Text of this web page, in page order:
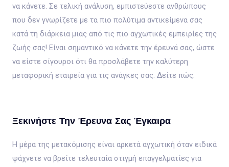
να κάνετε. Σε τελική ανάλυση, εμπιστεύεστε ανθρώπους
που δεν γνωρίζετε με τα πιο πολύτιμα αντικείμενα σας
κατά τη διάρκεια μιας από τις πιο αγχωτικές εμπειρίες της
ζωής σας! Είναι σημαντικό να κάνετε την έρευνά σας, ώστε
να είστε σίγουροι ότι θα προσλάβετε την καλύτερη
μεταφορική εταιρεία για τις ανάγκες σας. Δείτε πώς.
Ξεκινήστε Την Έρευνα Σας Έγκαιρα
Η μέρα της μετακόμισης είναι αρκετά αγχωτική όταν ειδικά
ψάχνετε να βρείτε τελευταία στιγμή επαγγελματίες για